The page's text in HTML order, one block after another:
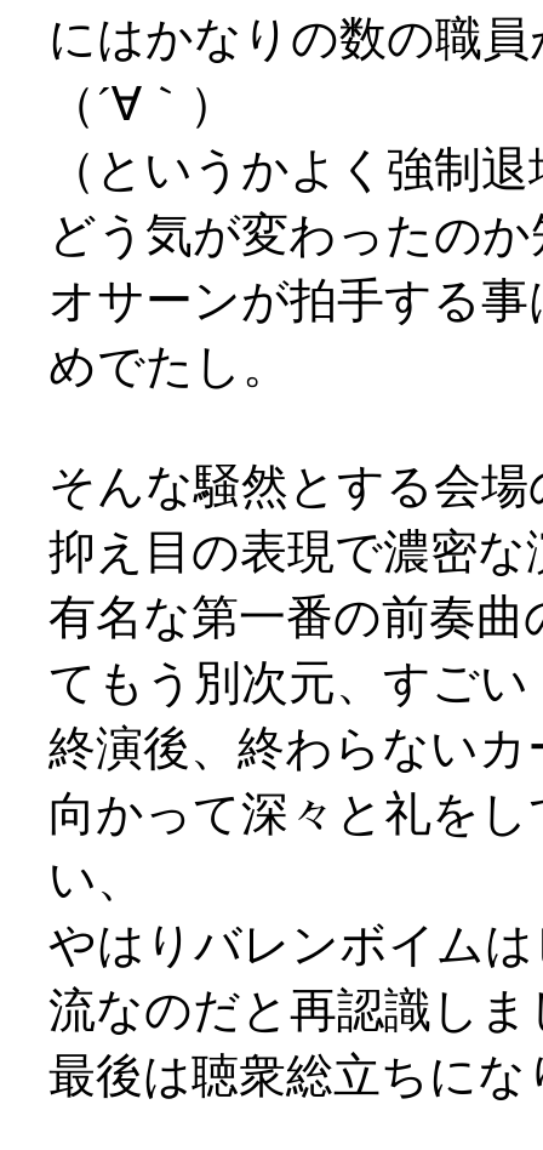
にはかなりの数の職
（´∀｀）
（というかよく強制
どう気が変わったの
オサーンが拍手する
めでたし。
そんな騒然とする会
抑え目の表現で濃密
有名な第一番の前奏
てもう別次元、すごい
終演後、終わらない
向かって深々と礼を
い、
やはりバレンボイム
流なのだと再認識しま
最後は聴衆総立ちに